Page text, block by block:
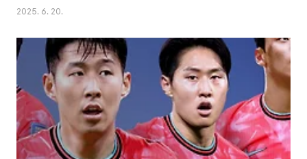
그럼 나는 얼마를 받을 수 있는지 자세히 알아보겠습니다. 전국민 민생회복지
금은 전국민에게 15 ~ 50만 원 차등 지급됩니다. 지급은 1차 15 ~ 40만 원을
지급하고 2차 시기에 10만 원씩 추가 지급하게 됩니다. 소득기준은 건보료 등
을 통해 확인된 상위 10%, 일반국민, 차상위, 기초수급자 총 4개 계층으로 구
분하여 지급합니다. 나의 소득기준 확인 바로가기 👆 소비쿠폰 지급방법 지급
일 이..
2025. 6. 20.